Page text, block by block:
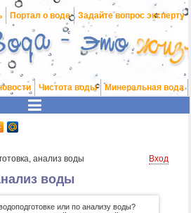
Портал о воде Задайте вопрос эксперту
Чистота воды Минеральная вода
анализ воды Вход
воды
или по анализу воды?